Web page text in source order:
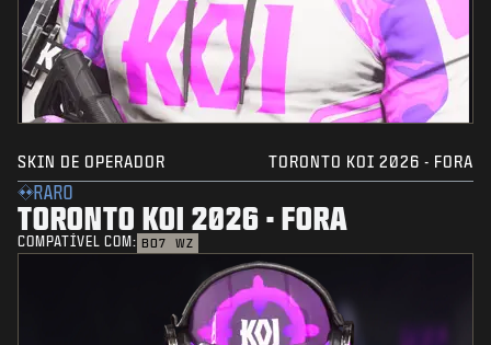
SKIN DE OPERADOR TORONTO KOI 2026 - FORA
RARO
TORONTO KOI 2026 - FORA
COMPATÍVEL COM: BO7 WZ